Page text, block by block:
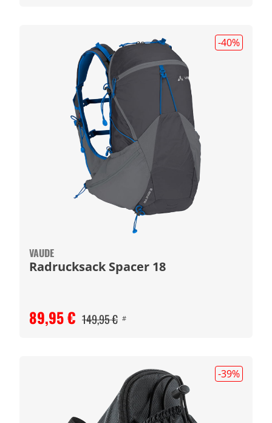
-40%
VAUDE
Radrucksack Spacer 18
89,95 € 149,95 € #
-39%